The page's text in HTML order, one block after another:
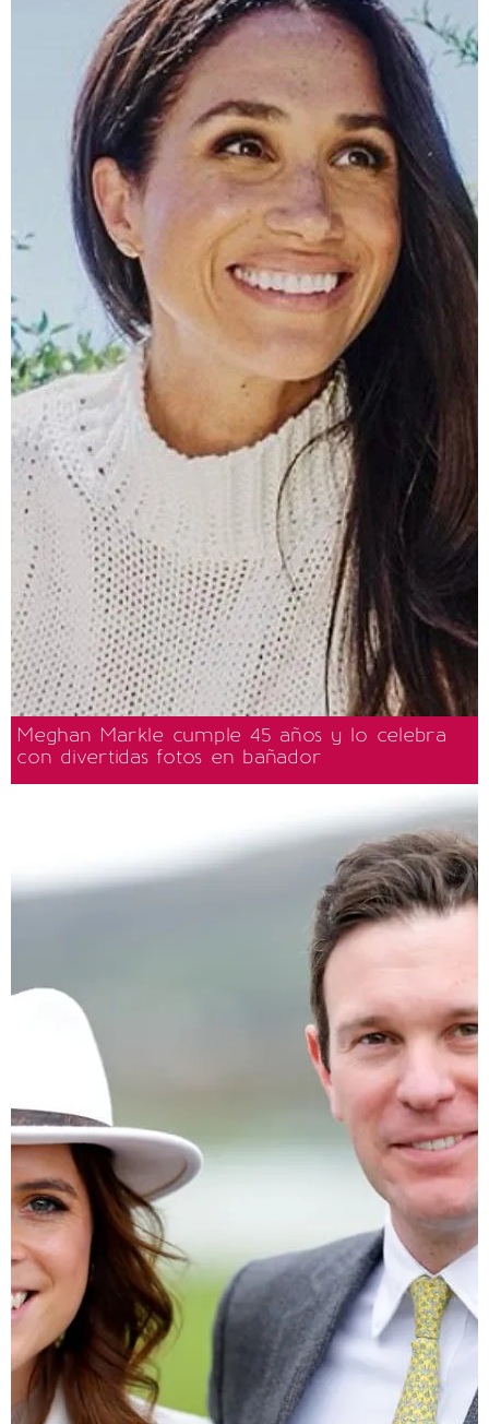
Meghan Markle cumple 45 años y lo celebra
con divertidas fotos en bañador